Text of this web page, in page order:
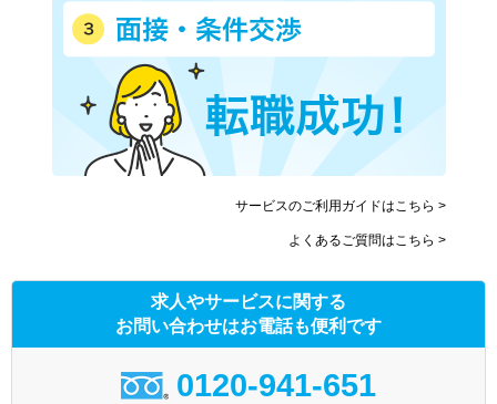
サービスのご利用ガイドはこちら >
よくあるご質問はこちら >
求人やサービスに関する
お問い合わせはお電話も便利です
0120-941-651